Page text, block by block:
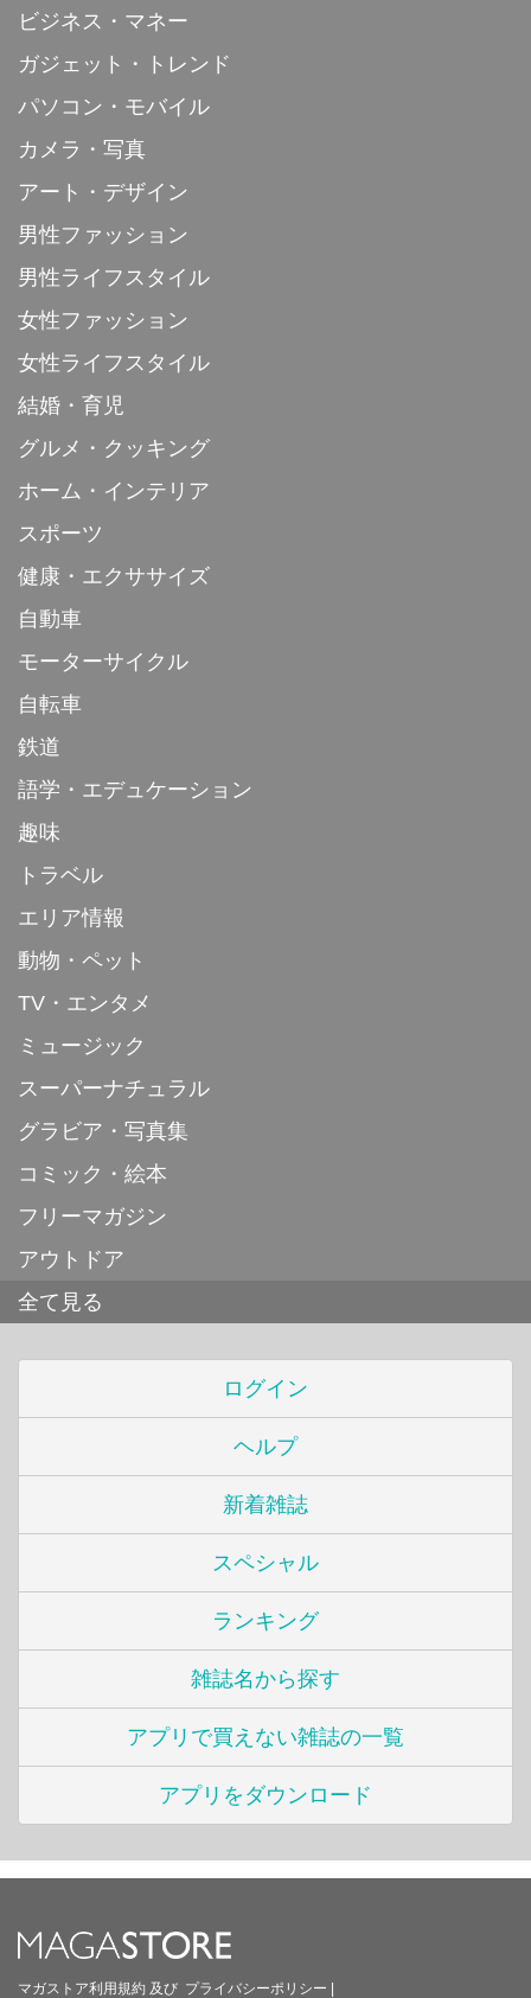
ビジネス・マネー
ガジェット・トレンド
パソコン・モバイル
カメラ・写真
アート・デザイン
男性ファッション
男性ライフスタイル
女性ファッション
女性ライフスタイル
結婚・育児
グルメ・クッキング
ホーム・インテリア
スポーツ
健康・エクササイズ
自動車
モーターサイクル
自転車
鉄道
語学・エデュケーション
趣味
トラベル
エリア情報
動物・ペット
TV・エンタメ
ミュージック
スーパーナチュラル
グラビア・写真集
コミック・絵本
フリーマガジン
アウトドア
全て見る
ログイン
ヘルプ
新着雑誌
スペシャル
ランキング
雑誌名から探す
アプリで買えない雑誌の一覧
アプリをダウンロード
マガストア利用規約 及び プライバシーポリシー |